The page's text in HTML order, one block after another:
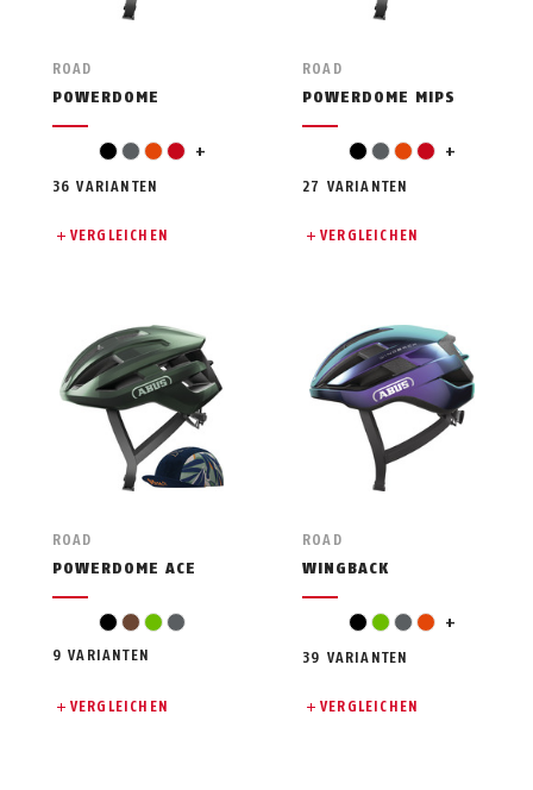
ROAD
POWERDOME
schwarz
grauorange
rot
silber +
36 VARIANTEN
VERGLEICHEN
ROAD
POWERDOME MIPS
schwarz
grauorange
rot
silber +
27 VARIANTEN
VERGLEICHEN
ROAD
POWERDOME ACE
schwarz
braun
grün
grau
9 VARIANTEN
VERGLEICHEN
ROAD
WINGBACK
schwarz
grüngrauorange
rot +
39 VARIANTEN
VERGLEICHEN